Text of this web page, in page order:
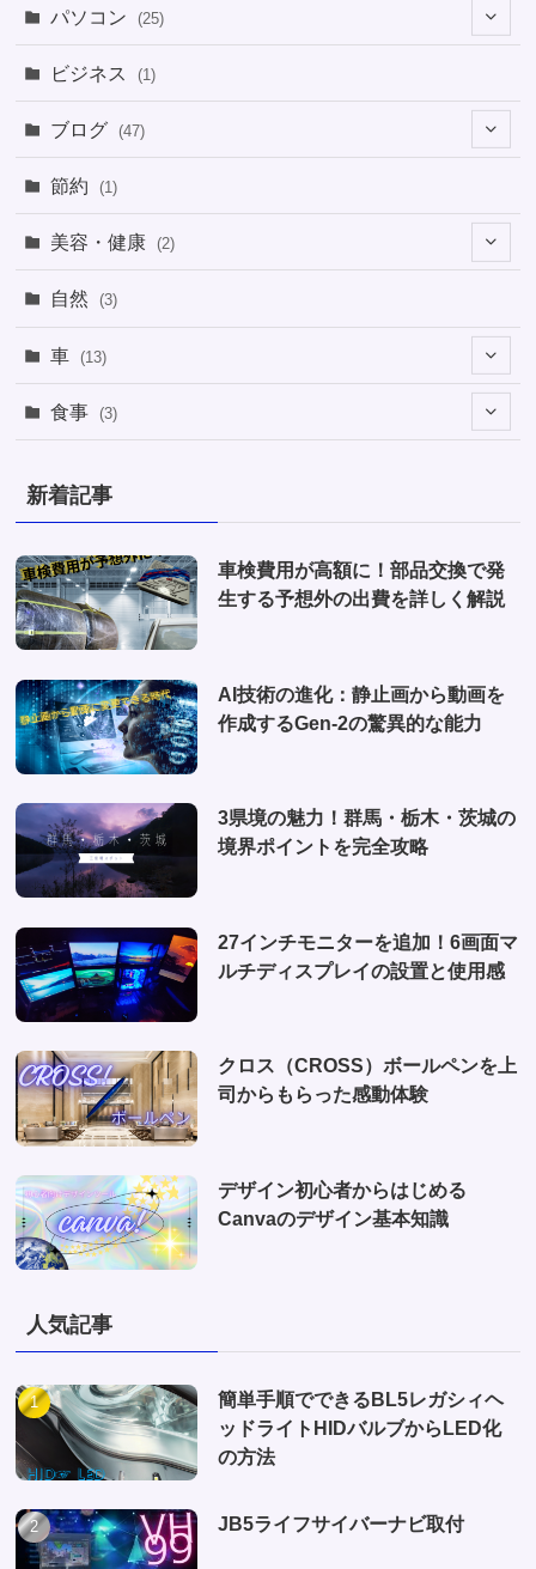
パソコン (25)
(8)
(1)
(1) (6)
(4)
(1)
(6)
ビジネス (1)
ブログ (47)
節約 (1)
美容・健康 (2)
(1)
自然 (3)
車 (13)
(1)
(1)
(2)
(4)
食事 (3)
新着記事
車検費用が高額に！部品交換で発
生する予想外の出費を詳しく解説
AI技術の進化：静止画から動画を
作成するGen-2の驚異的な能力
3県境の魅力！群馬・栃木・茨城の
境界ポイントを完全攻略
27インチモニターを追加！6画面マ
ルチディスプレイの設置と使用感
クロス（CROSS）ボールペンを上
司からもらった感動体験
デザイン初心者からはじめる
Canvaのデザイン基本知識
人気記事
簡単手順でできるBL5レガシィヘ
ッドライトHIDバルブからLED化
の方法
JB5ライフサイバーナビ取付